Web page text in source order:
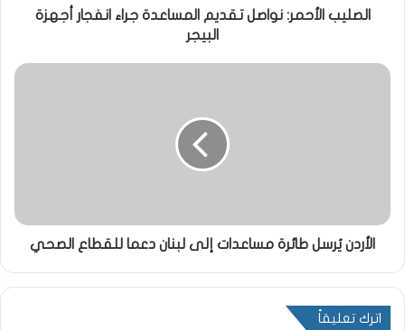
الصليب الأحمر: نواصل تقديم المساعدة جراء انفجار أجهزة
البيجر
الأردن يُرسل طائرة مساعدات إلى لبنان دعما للقطاع الصحي
اترك تعليقاً